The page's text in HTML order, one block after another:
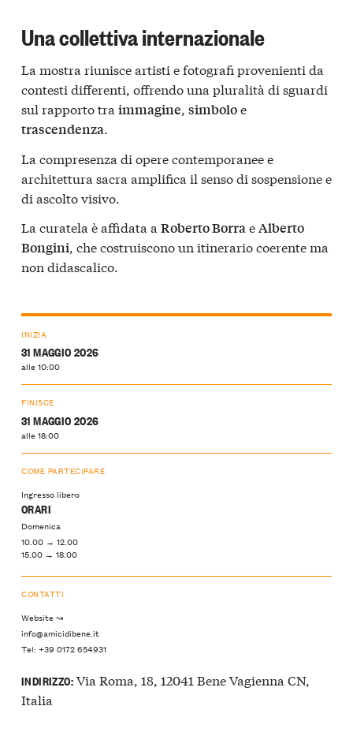
Una collettiva internazionale
La mostra riunisce artisti e fotografi provenienti da
contesti differenti, offrendo una pluralità di sguardi
sul rapporto tra immagine, simboloe
trascendenza.
La compresenza di opere contemporanee e
architettura sacra amplifica il senso di sospensione e
di ascolto visivo.
La curatela è affidata a Roberto BorraeAlberto
Bongini, che costruiscono un itinerario coerente ma
non didascalico.
INIZIA
31 MAGGIO 2026
alle 10:00
FINISCE
31 MAGGIO 2026
alle 18:00
COME PARTECIPARE
Ingresso libero
ORARI
Domenica
10.00 → 12.00
15.00 → 18.00
CONTATTI
Website ↝
info@amicidibene.it
Tel: +39 0172 654931
INDIRIZZO:Via Roma, 18, 12041 Bene Vagienna CN,
Italia